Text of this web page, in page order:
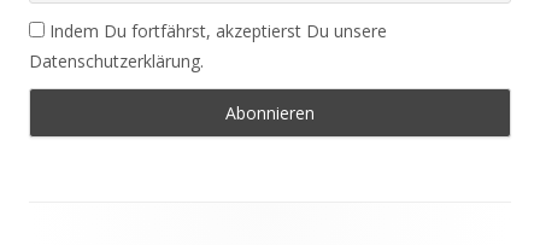
Indem Du fortfährst, akzeptierst Du unsere
Datenschutzerklärung.